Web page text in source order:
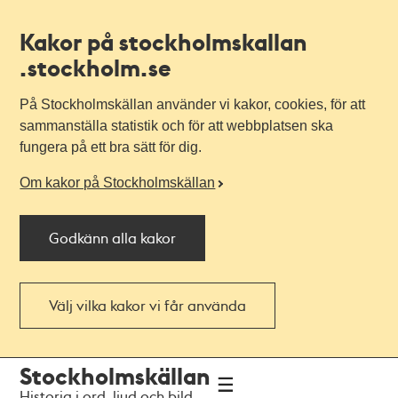
Kakor på stockholmskallan
.stockholm.se
På Stockholmskällan använder vi kakor, cookies, för att
sammanställa statistik och för att webbplatsen ska
fungera på ett bra sätt för dig.
Om kakor på Stockholmskällan
Godkänn alla kakor
Välj vilka kakor vi får använda
navigationen
huvudinnehållet
Stockholmskällan